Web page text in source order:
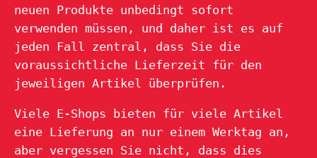
neuen Produkte unbedingt sofort
verwenden müssen, und daher ist es auf
jeden Fall zentral, dass Sie die
voraussichtliche Lieferzeit für den
jeweiligen Artikel überprüfen.
Viele E-Shops bieten für viele Artikel
eine Lieferung an nur einem Werktag an,
aber vergessen Sie nicht, dass dies